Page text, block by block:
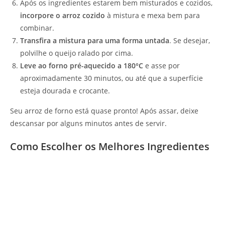
Após os ingredientes estarem bem misturados e cozidos,
incorpore o arroz cozido à mistura e mexa bem para
combinar.
Transfira a mistura para uma forma untada. Se desejar,
polvilhe o queijo ralado por cima.
Leve ao forno pré-aquecido a 180°C e asse por
aproximadamente 30 minutos, ou até que a superfície
esteja dourada e crocante.
Seu arroz de forno está quase pronto! Após assar, deixe
descansar por alguns minutos antes de servir.
Como Escolher os Melhores Ingredientes